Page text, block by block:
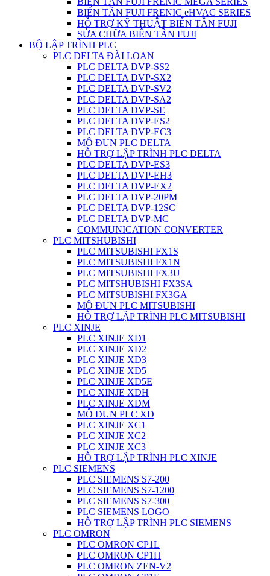
BIẾN TẦN FUJI FRENIC eHVAC SERIES
HỖ TRỢ KỸ THUẬT BIẾN TẦN FUJI
SỬA CHỮA BIẾN TẦN FUJI
BỘ LẬP TRÌNH PLC
PLC DELTA ĐÀI LOAN
PLC DELTA DVP-SS2
PLC DELTA DVP-SX2
PLC DELTA DVP-SV2
PLC DELTA DVP-SA2
PLC DELTA DVP-SE
PLC DELTA DVP-ES2
PLC DELTA DVP-EC3
MÔ ĐUN PLC DELTA
HỖ TRỢ LẬP TRÌNH PLC DELTA
PLC DELTA DVP-ES3
PLC DELTA DVP-EH3
PLC DELTA DVP-EX2
PLC DELTA DVP-20PM
PLC DELTA DVP-12SC
PLC DELTA DVP-MC
COMMUNICATION CONVERTER
PLC MITSHUBISHI
PLC MITSUBISHI FX1S
PLC MITSUBISHI FX1N
PLC MITSUBISHI FX3U
PLC MITSHUBISHI FX3SA
PLC MITSUBISHI FX3GA
MÔ ĐUN PLC MITSUBISHI
HỖ TRỢ LẬP TRÌNH PLC MITSUBISHI
PLC XINJE
PLC XINJE XD1
PLC XINJE XD2
PLC XINJE XD3
PLC XINJE XD5
PLC XINJE XD5E
PLC XINJE XDH
PLC XINJE XDM
MÔ ĐUN PLC XD
PLC XINJE XC1
PLC XINJE XC2
PLC XINJE XC3
HỖ TRỢ LẬP TRÌNH PLC XINJE
PLC SIEMENS
PLC SIEMENS S7-200
PLC SIEMENS S7-1200
PLC SIEMENS S7-300
PLC SIEMENS LOGO
HỖ TRỢ LẬP TRÌNH PLC SIEMENS
PLC OMRON
PLC OMRON CP1L
PLC OMRON CP1H
PLC OMRON ZEN-V2